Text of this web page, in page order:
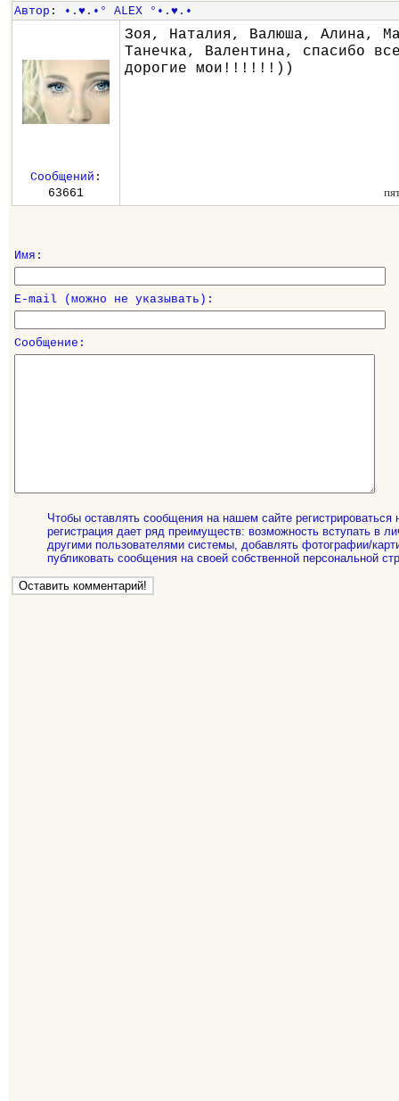
Автор : •.♥.•° ALEX °•.♥.•
Зоя, Наталия, Валюша, Алина,
Танечка, Валентина, спасибо
дорогие мои!!!!!!))
Сообщений :
63661
Имя:
E-mail (можно не указывать):
Сообщение:
Чтобы оставлять сообщения на нашем сайте регистрироваться
регистрация дает ряд преимуществ: возможность вступать в
другими пользователями системы, добавлять фотографии/
публиковать сообщения на своей собственной персональной